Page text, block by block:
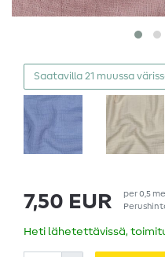
Saatavilla 21 muussa
7,50 EUR per0,5
Heti lähetettävissä,